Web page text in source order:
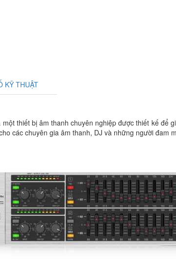
KỸ THUẬT
một thiết bị âm thanh chuyên nghiệp được thiết kế để
các chuyên gia âm thanh, DJ và những người đam